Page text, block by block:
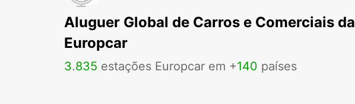
Aluguer Global de Carros e Comerciais da
Europcar
3.835 estações Europcar em +140 países